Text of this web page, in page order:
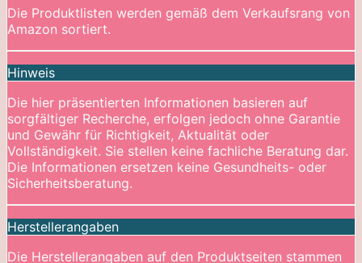
Die Produktlisten werden gemäß dem Verkaufsrang von
Amazon sortiert.
Hinweis
Die hier präsentierten Informationen basieren auf
sorgfältiger Recherche, erfolgen jedoch ohne Garantie
und Gewähr für Richtigkeit, Aktualität oder
Vollständigkeit. Sie stellen keine fachliche Beratung dar.
Die Informationen ersetzen keine Gesundheits- oder
Sicherheitsberatung.
Herstellerangaben
Die Herstellerangaben auf den Produktseiten stammen